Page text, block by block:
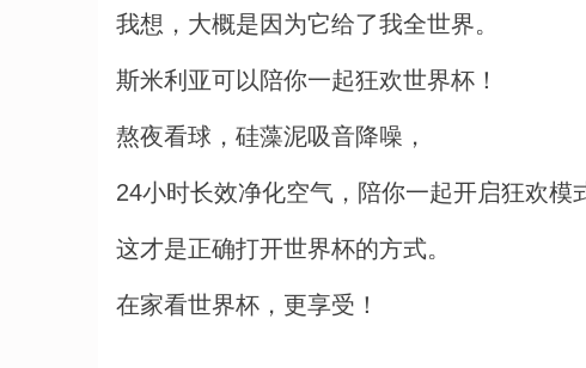
我想，大概是因为它给了我全世界。
斯米利亚可以陪你一起狂欢世界杯！
熬夜看球，硅藻泥吸音降噪，
24小时长效净化空气，陪你一起开启狂欢模
这才是正确打开世界杯的方式。
在家看世界杯，更享受！